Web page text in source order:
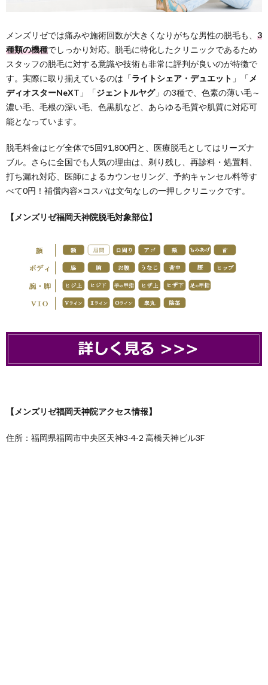
メンズリゼでは痛みや施術回数が大きくなりがちな男性の脱毛も、 3
種類の機種でしっかり対応。脱毛に特化したクリニックであるため
スタッフの脱毛に対する意識や技術も非常に評判が良いのが特徴で
す。実際に取り揃えているのは「ライトシェア・デュエット 」「 メ
ディオスターNeXT 」「ジェントルヤグ」の3種で、色素の薄い毛～
濃い毛、毛根の深い毛、色黒肌など、あらゆる毛質や肌質に対応可
能となっています。
脱毛料金はヒゲ全体で5回91,800円と、医療脱毛としてはリーズナ
ブル。さらに全国でも人気の理由は、剃り残し、再診料・処置料、
打ち漏れ対応、医師によるカウンセリング、予約キャンセル料等す
べて0円！補償内容×コスパは文句なしの一押しクリニックです。
【メンズリゼ福岡天神院脱毛対象部位】
【メンズリゼ福岡天神院アクセス情報】
住所：福岡県福岡市中央区天神3-4-2 高橋天神ビル3F